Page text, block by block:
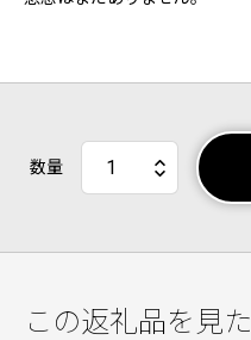
数量
この返礼品を見